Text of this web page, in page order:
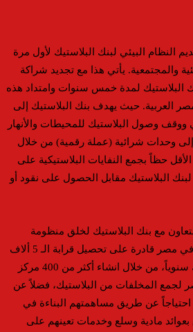
النظام البيئي لبنك البلاستيك لأول مرة
والمجتمعية. يأتي هذا مع تجديد شراكة
البلاستيك لمدة خمس سنوات وامتداد هذه
العربية. حيث يهدف بنك البلاستيك إلى
ووقف وصول البلاستيك للمحيطات والأنهار
وحدات شرائية (عملة رقمية) من خلال
حظاً بجمع النفايات البلاستيكية على
لبنك البلاستيك مقابل الحصول على نقود أو
مع بنك البلاستيك لخلق منظومة
متكاملة لتجميع البلاستيك في مصر قادرة على تحصيل قرابة الـ 5 ألاف
طن من مخلفات البلاستيك سنوياً، من خلال انشاء أكثر من 400 مركز
لجمع المخلفات من البلاستيك، فضلاً عن
احتياجاً عن طريق مساهمتهم البناءة في
بعوائد مادية وسلع وخدمات تعينهم على